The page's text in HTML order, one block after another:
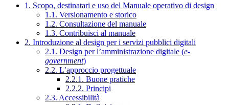
1. Scopo, destinatari e uso del Manuale operativo di design
1.1. Versionamento e storico
1.2. Consultazione del manuale
1.3. Contribuisci al manuale
2. Introduzione al design per i servizi pubblici digitali
2.1. Design per l’amministrazione digitale (e-
government)
2.2. L’approccio progettuale
2.2.1. Buone pratiche
2.2.2. Principi
2.3. Accessibilità